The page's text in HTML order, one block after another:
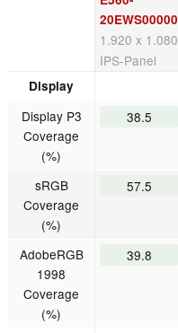
20EWS00000
1.920 x 1.080
IPS-Panel
Display
Display P3
Coverage
(%)
38.5
sRGB
Coverage
(%)
57.5
AdobeRGB
1998
Coverage
(%)
39.8